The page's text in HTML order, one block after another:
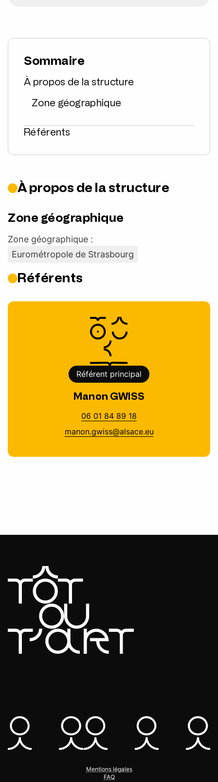
Sommaire
À propos de la structure
Zone géographique
Référents
À propos de la structure
Zone géographique
Zone géographique :
Eurométropole de Strasbourg
Référents
Référent principal
Manon GWISS
06 01 84 89 18
manon.gwiss@alsace.eu
Mentions légales
FAQ